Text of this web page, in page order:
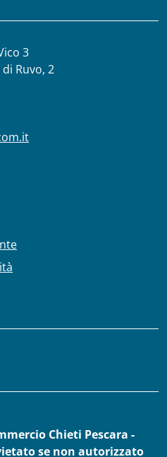
3
Ruvo, 2
Chieti Pescara -
se non autorizzato